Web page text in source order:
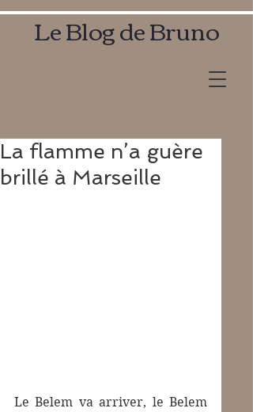
Le Blog de Bruno
La flamme n’a guère
brillé à Marseille
Le Belem va arriver, le Belem